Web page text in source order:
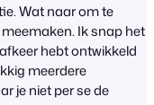
Wat naar om te
Ik snap het
hebt ontwikkeld
meerdere
je niet per se de